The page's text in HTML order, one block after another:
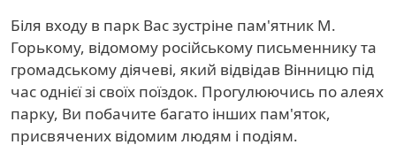
Біля входу в парк Вас зустріне пам'ятник М.
Горькому, відомому російському письменнику та
громадському діячеві, який відвідав Вінницю під
час однієї зі своїх поїздок. Прогулюючись по алеях
парку, Ви побачите багато інших пам'яток,
присвячених відомим людям і подіям.